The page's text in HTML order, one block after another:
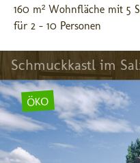
160 m² Wohnfläche mit 5
für 2 - 10 Personen
Schmuckkastl im
ÖKO